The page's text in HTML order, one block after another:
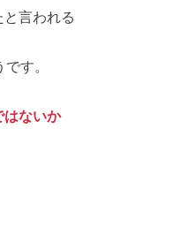
言われる
す。
はないか